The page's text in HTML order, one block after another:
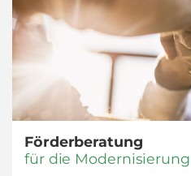
Förderbe­ra­tung
für die Mo­der­ni­sie­rung